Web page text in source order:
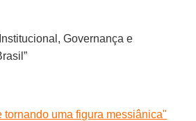
Governança e
tornando uma figura messiânica"